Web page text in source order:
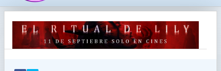
RECUÉRDEME
IDENTIFICARSE